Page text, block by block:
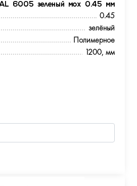
6005 зеленый мох 0.45 мм
0.45
зелёный
Полимерное
1200, мм